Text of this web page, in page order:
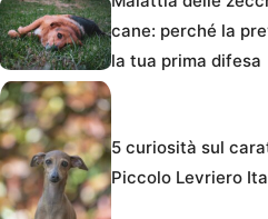
cane: perché la
la tua prima difesa
5 curiosità sul
Piccolo Levriero